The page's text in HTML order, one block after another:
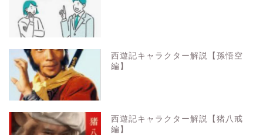
西遊記キャラクター解説【孫悟空
編】
西遊記キャラクター解説【猪八戒
編】